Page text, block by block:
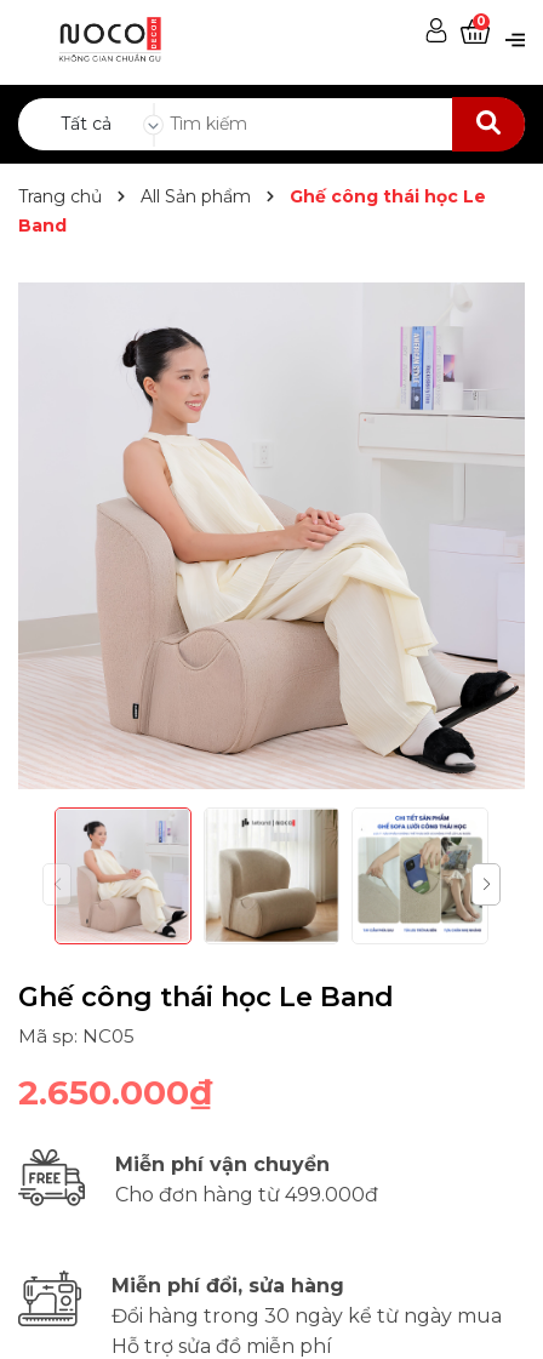
Tất cả
0
Trang chủ All Sản phẩm
Ghế công thái học Le
Band
Ghế công thái học Le Band
Mã sp: NC05
2.650.000₫
Miễn phí vận chuyển
Cho đơn hàng từ 499.000đ
Miễn phí đổi, sửa hàng
Đổi hàng trong 30 ngày kể từ ngày mua
Hỗ trợ sửa đồ miễn phí